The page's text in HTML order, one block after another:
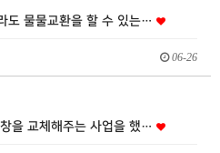
도 물물교환을 할 수 있는…
06-26
을 교체해주는 사업을 했…